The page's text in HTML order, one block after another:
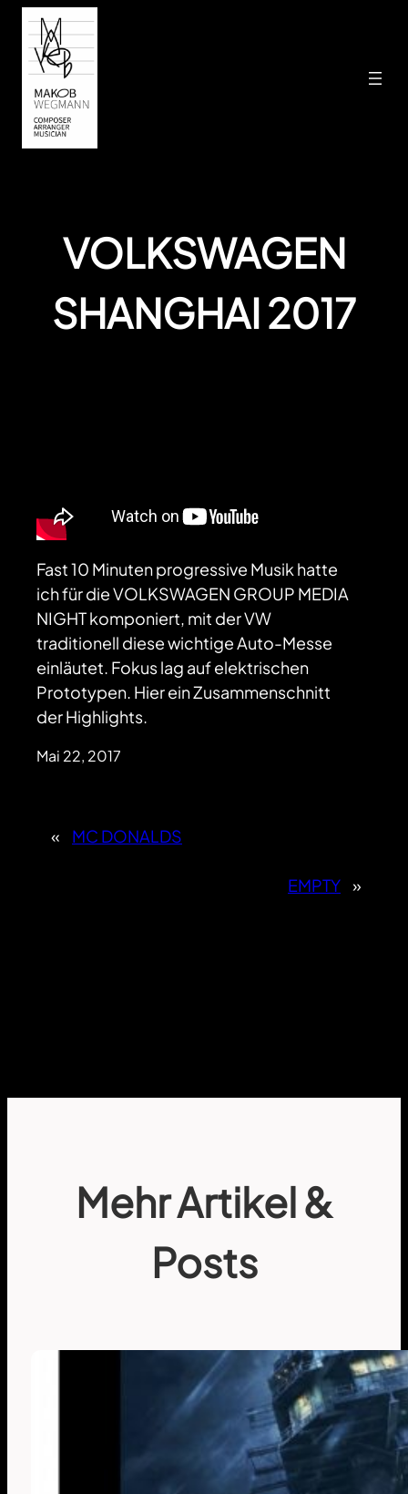
Zum
springen
VOLKSWAGEN
SHANGHAI 2017
Fast 10 Minuten progressive Musik hatte
ich für die VOLKSWAGEN GROUP MEDIA
NIGHT komponiert, mit der VW
traditionell diese wichtige Auto-Messe
einläutet. Fokus lag auf elektrischen
Prototypen. Hier ein Zusammenschnitt
der Highlights.
Mai 22, 2017
« MC DONALDS
EMPTY »
Mehr Artikel &
Posts